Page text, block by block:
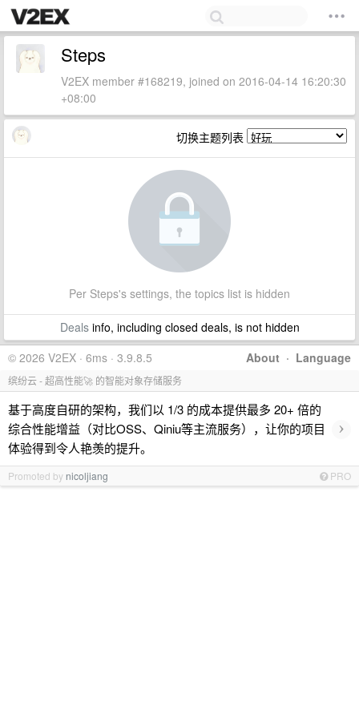
Steps
V2EX member #168219, joined on 2016-04-14 16:20:30
+08:00
切换主题列表
Per Steps's settings, the topics list is hidden
Dealsinfo, including closed deals, is not hidden
About · Language
© 2026 V2EX · 6ms · 3.9.8.5
缤纷云 - 超高性能🚀 的智能对象存储服务
基于高度自研的架构，我们以 1/3 的成本提供最多 20+ 倍的
综合性能增益（对比OSS、Qiniu等主流服务），让你的项目
体验得到令人艳羡的提升。
›
Promoted by nicoljiang PRO